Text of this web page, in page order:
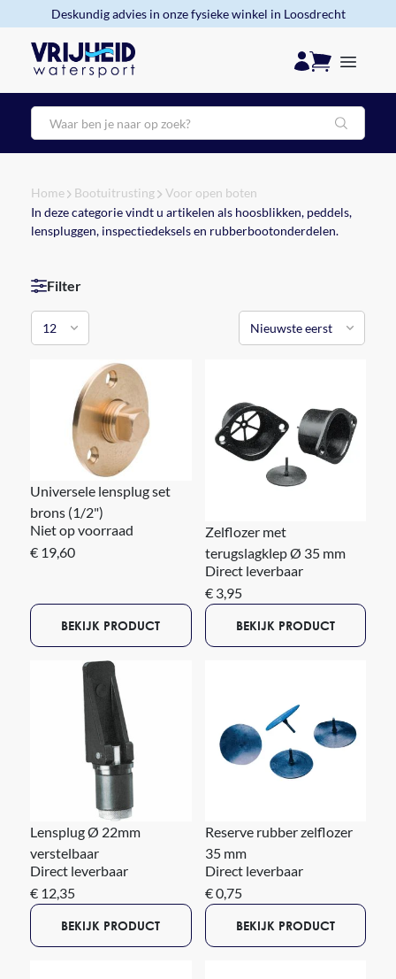
Deskundig advies in onze fysieke winkel in Loosdrecht
Zoeken
Home Bootuitrusting
Voor open boten
In deze categorie vindt u artikelen als hoosblikken, peddels,
lenspluggen, inspectiedeksels en rubberbootonderdelen.
Filter
Universele lensplug set
brons (1/2")
Niet op voorraad
€ 19,60
BEKIJK PRODUCT
Zelflozer met
terugslagklep Ø 35 mm
Direct leverbaar
€ 3,95
BEKIJK PRODUCT
Lensplug Ø 22mm
verstelbaar
Direct leverbaar
€ 12,35
BEKIJK PRODUCT
Reserve rubber zelflozer
35 mm
Direct leverbaar
€ 0,75
BEKIJK PRODUCT